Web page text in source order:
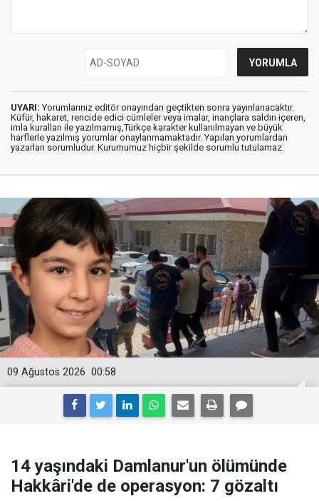
UYARI: Yorumlarınız editör onayından geçtikten sonra yayınlanacaktır.
Küfür, hakaret, rencide edici cümleler veya imalar, inançlara saldırı içeren,
imla kuralları ile yazılmamış,Türkçe karakter kullanılmayan ve büyük
harflerle yazılmış yorumlar onaylanmamaktadır. Yapılan yorumlardan
yazarları sorumludur. Kurumumuz hiçbir şekilde sorumlu tutulamaz.
00:58
09 Ağustos 2026
14 yaşındaki Damlanur'un ölümünde
Hakkâri'de de operasyon: 7 gözaltı